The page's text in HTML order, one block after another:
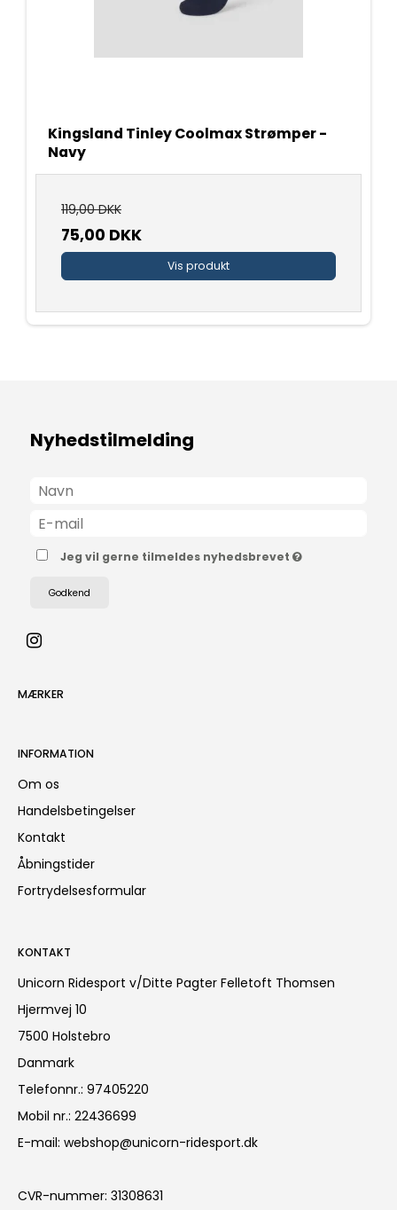
Kingsland Tinley Coolmax Strømper -
Navy
119,00 DKK
75,00 DKK
Vis produkt
Nyhedstilmelding
Jeg vil gerne tilmeldes nyhedsbrevet
Godkend
MÆRKER
INFORMATION
Om os
Handelsbetingelser
Kontakt
Åbningstider
Fortrydelsesformular
KONTAKT
Unicorn Ridesport v/Ditte Pagter Felletoft Thomsen
Hjermvej 10
7500 Holstebro
Danmark
Telefonnr.: 97405220
Mobil nr.: 22436699
E-mail: webshop@unicorn-ridesport.dk
CVR-nummer: 31308631